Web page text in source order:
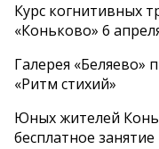
Курс когнитивных
«Коньково» 6
Галерея «Беляево»
«Ритм стихий»
Юных жителей
бесплатное